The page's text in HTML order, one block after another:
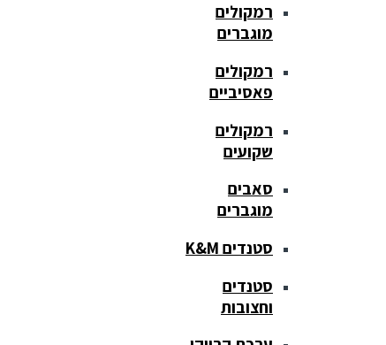
רמקולים
מוגברים
רמקולים
פאסיביים
רמקולים
שקועים
סאבים
מוגברים
סטנדים K&M
סטנדים
וחצובות